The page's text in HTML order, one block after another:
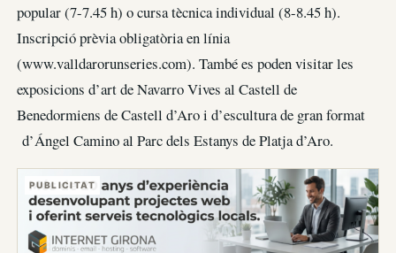
popular (7-7.45 h) o cursa tècnica individual (8-8.45 h).
Inscripció prèvia obligatòria en línia
(www.valldarorunseries.com). També es poden visitar les
exposicions d’art de Navarro Vives al Castell de
Benedormiens de Castell d’Aro i d’escultura de gran format
d’Ángel Camino al Parc dels Estanys de Platja d’Aro.
PUBLICITAT